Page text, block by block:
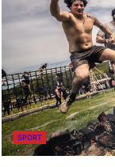
SPORT